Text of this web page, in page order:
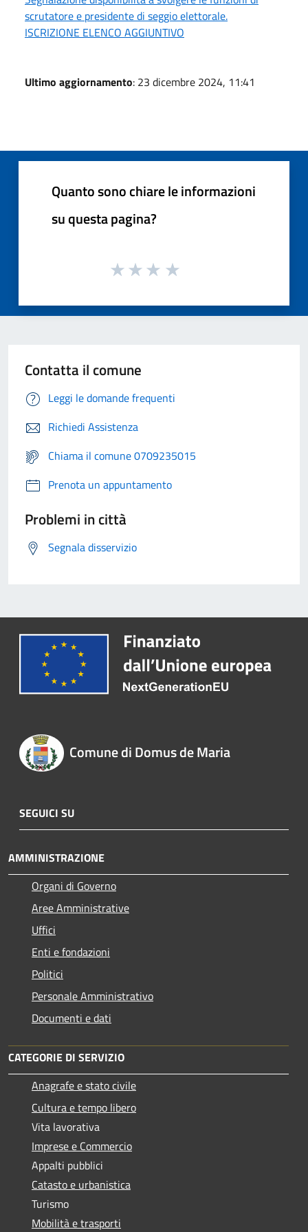
scrutatore e presidente di seggio elettorale.
ISCRIZIONE ELENCO AGGIUNTIVO
Ultimo aggiornamento: 23 dicembre 2024, 11:41
Quanto sono chiare le informazioni
su questa pagina?
Contatta il comune
Leggi le domande frequenti
Richiedi Assistenza
Chiama il comune 0709235015
Prenota un appuntamento
Problemi in città
Segnala disservizio
Comune di Domus de Maria
SEGUICI SU
AMMINISTRAZIONE
Organi di Governo
Aree Amministrative
Uffici
Enti e fondazioni
Politici
Personale Amministrativo
Documenti e dati
CATEGORIE DI SERVIZIO
Anagrafe e stato civile
Cultura e tempo libero
Vita lavorativa
Imprese e Commercio
Appalti pubblici
Catasto e urbanistica
Turismo
Mobilità e trasporti